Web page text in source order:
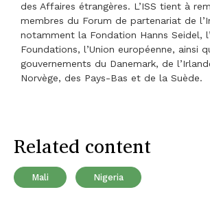
des Affaires étrangères. L’ISS tient à
membres du Forum de partenariat de
notamment la Fondation Hanns Seidel,
Foundations, l’Union européenne, ainsi
gouvernements du Danemark, de
Norvège, des Pays-Bas et de la Suède.
Related content
Mali Nigeria